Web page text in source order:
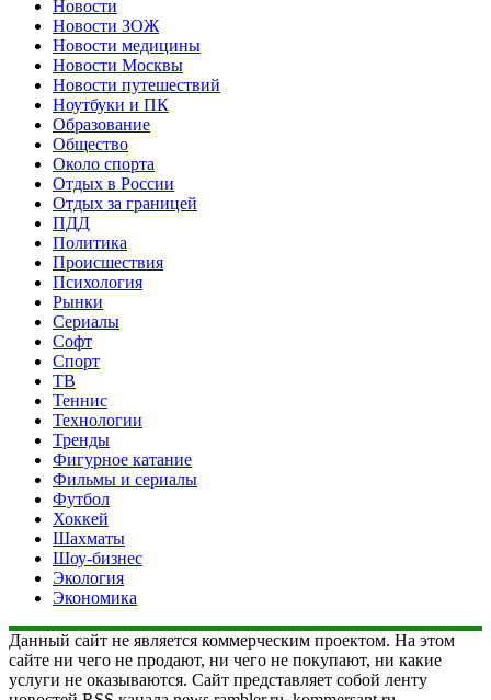
Новости
Новости ЗОЖ
Новости медицины
Новости Москвы
Новости путешествий
Ноутбуки и ПК
Образование
Общество
Около спорта
Отдых в России
Отдых за границей
ПДД
Политика
Происшествия
Психология
Рынки
Сериалы
Софт
Спорт
ТВ
Теннис
Технологии
Тренды
Фигурное катание
Фильмы и сериалы
Футбол
Хоккей
Шахматы
Шоу-бизнес
Экология
Экономика
Данный сайт не является коммерческим проектом. На этом
сайте ни чего не продают, ни чего не покупают, ни какие
услуги не оказываются. Сайт представляет собой ленту